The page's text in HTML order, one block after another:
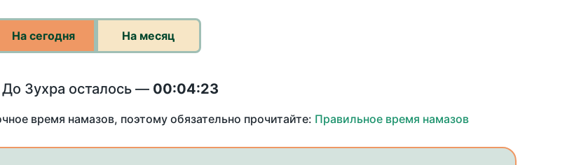
На сегодня На месяц
До Зухра осталось — 00:04:23
время намазов, поэтому обязательно прочитайте: Правильное время намазов